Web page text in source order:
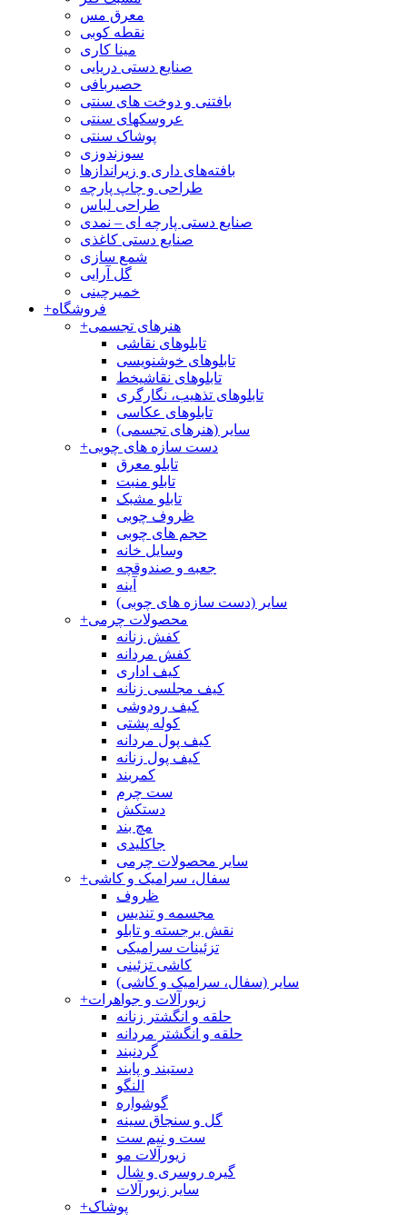
معرق مس
نقطه کوبی
مینا کاری
صنایع دستی دریایی
حصیربافی
بافتنی‌ و دوخت های سنتی
عروسکهای سنتی
پوشاک سنتی
سوزندوزی
بافته‌های داری و زیراندازها
طراحی و چاپ پارچه
طراحی لباس
صنایع دستی پارچه ای – نمدی
صنایع دستی کاغذی
شمع سازی
گل آرایی
خمیرچینی
+فروشگاه
+هنرهای تجسمی
تابلوهای نقاشی
تابلوهای خوشنویسی
تابلوهای نقاشیخط
تابلوهای تذهیب، نگارگری
تابلوهای عکاسی
سایر (هنرهای تجسمی)
+دست سازه های چوبی
تابلو معرق
تابلو منبت
تابلو مشبک
ظروف چوبی
حجم های چوبی
وسایل خانه
جعبه و صندوقچه
آینه
سایر (دست سازه های چوبی)
+محصولات چرمی
کفش زنانه
کفش مردانه
کیف اداری
کیف مجلسی زنانه
کیف رودوشی
کوله پشتی
کیف پول مردانه
کیف پول زنانه
کمربند
ست چرم
دستکش
مچ بند
جاکلیدی
سایر محصولات چرمی
+سفال، سرامیک و کاشی
ظروف
مجسمه و تندیس
نقش برجسته و تابلو
تزئینات سرامیکی
کاشی تزئینی
سایر (سفال، سرامیک و کاشی)
+زیورآلات و جواهرات
حلقه و انگشتر زنانه
حلقه و انگشتر مردانه
گردنبند
دستبند و پابند
النگو
گوشواره
گل و سنجاق سینه
ست و نیم ست
زیورآلات مو
گیره روسری و شال
سایر زیورآلات
+پوشاک